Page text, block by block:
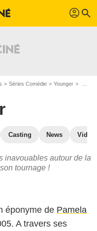
profil search
Séries Comédie Younger
Casting News
inavouables autour de la
tournage !
éponyme de Pamela
A travers ses